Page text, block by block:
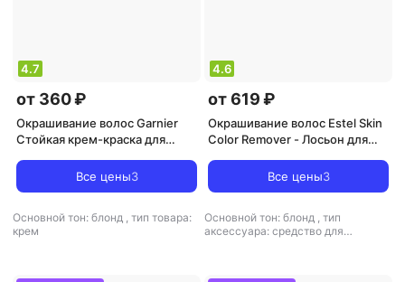
4.7
от 360 ₽
Окрашивание волос Garnier
Стойкая крем-краска для
Роскошь цвета", оттенок 101,
Платиновый Блонд
Все цены3
Основной тон: блонд , тип товара:
крем
4.6
от 619 ₽
Окрашивание волос Estel Skin
Color Remover - Лосьон для
Все цены3
Основной тон: блонд , тип
аксессуара: средство для